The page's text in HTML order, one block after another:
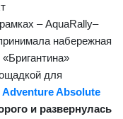
– AquaRally–
набережная
для
AdventureAbsolute
и развернулась